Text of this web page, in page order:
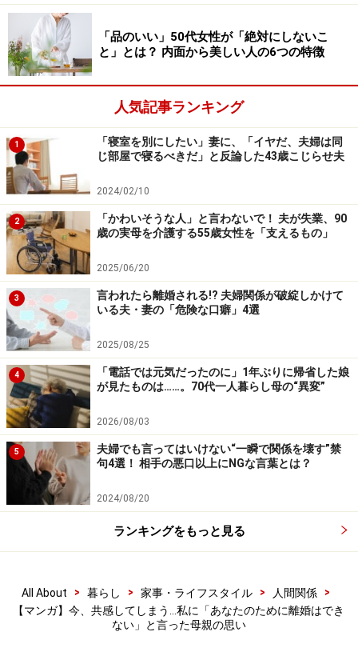
「品のいい」50代女性が「絶対にしないこ
と」とは？ 内面から美しい人の6つの特徴
人気記事ランキング
1
「寝室を別にしたい」妻に、「イヤだ、夫婦は同
じ部屋で寝るべきだ」と反論した43歳こじらせ夫
2024/02/10
2
「かわいそうな人」と言わないで！ 夫が失業、90
歳の実母を介護する55歳女性を「支えるもの」
2025/06/20
3
言われたら離婚される!? 夫婦関係が破綻しかけて
いる夫・妻の「危険な口癖」4選
2025/08/25
4
「電話では元気だったのに」1年ぶりに帰省した娘
が見たものは……。70代一人暮らし母の“異変”
2026/08/03
5
夫婦でも言ってはいけない“一瞬で関係を壊す”禁
句4選！ 相手の悪口以上にNGな言葉とは？
2024/08/20
ランキングをもっと見る
All About > 暮らし > 家事・ライフスタイル > 人間関係
>
【マンガ】今、共感してしまう…私に「あなたのために離婚はでき
ない」と言った母親の思い